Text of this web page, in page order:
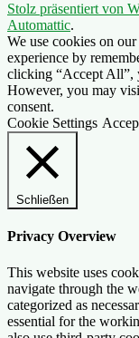
Stolz präsentiert von
Automattic.
We use cookies on
experience by
clicking “Accept All”,
However, you may
consent.
Cookie Settings
Schließen
Privacy Overview
This website uses
navigate through the
categorized as
essential for the